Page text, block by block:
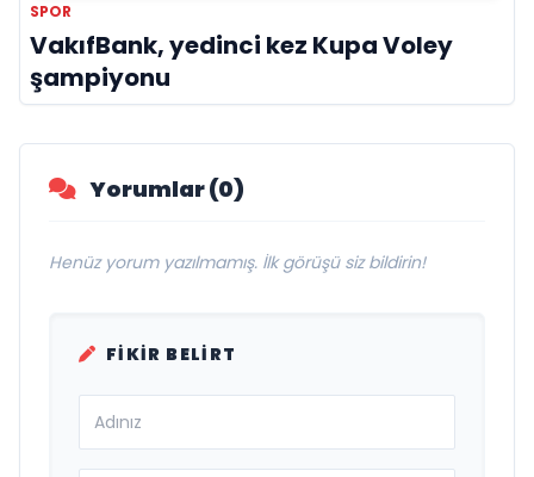
SPOR
VakıfBank, yedinci kez Kupa Voley
şampiyonu
Yorumlar (0)
Henüz yorum yazılmamış. İlk görüşü siz bildirin!
FIKIR BELIRT